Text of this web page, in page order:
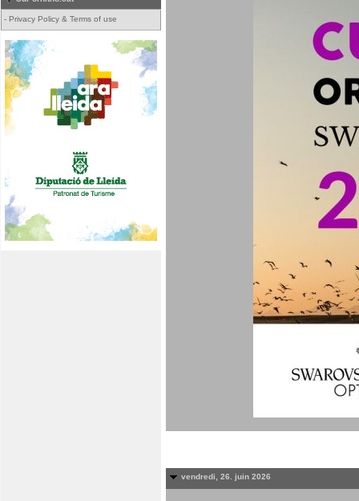
- Privacy Policy & Terms of use
vendredi, 26. juin 2026